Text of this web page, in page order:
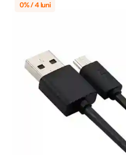
0% / 4 luni